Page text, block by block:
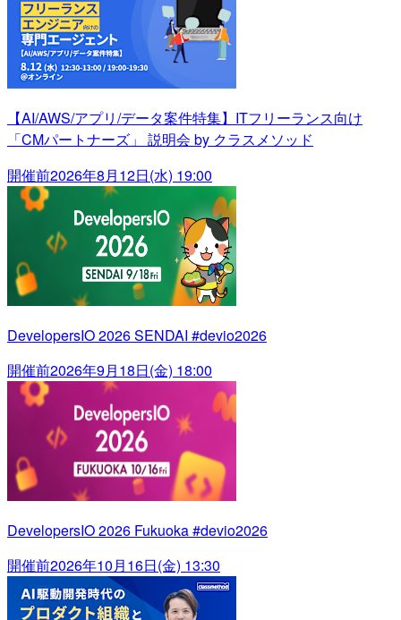
【AI/AWS/アプリ/データ案件特集】ITフリーランス向け
「CMパートナーズ」 説明会 by クラスメソッド
開催前2026年8月12日(水) 19:00
DevelopersIO 2026 SENDAI #devio2026
開催前2026年9月18日(金) 18:00
DevelopersIO 2026 Fukuoka #devio2026
開催前2026年10月16日(金) 13:30